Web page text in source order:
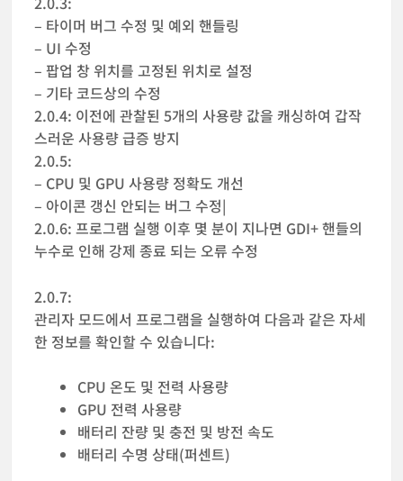
– 타이머 버그 수정 및 예외 핸들링
– UI 수정
– 팝업 창 위치를 고정된 위치로 설정
– 기타 코드상의 수정
2.0.4: 이전에 관찰된 5개의 사용량 값을 캐싱하여 갑작
스러운 사용량 급증 방지
2.0.5:
– CPU 및 GPU 사용량 정확도 개선
– 아이콘 갱신 안되는 버그 수정|
2.0.6: 프로그램 실행 이후 몇 분이 지나면 GDI+ 핸들의
누수로 인해 강제 종료 되는 오류 수정
2.0.7:
관리자 모드에서 프로그램을 실행하여 다음과 같은 자세
한 정보를 확인할 수 있습니다:
CPU 온도 및 전력 사용량
GPU 전력 사용량
배터리 잔량 및 충전 및 방전 속도
배터리 수명 상태(퍼센트)